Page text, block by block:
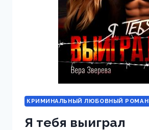
КРИМИНАЛЬНЫЙ ЛЮБОВНЫЙ РОМАН
Я тебя выиграл